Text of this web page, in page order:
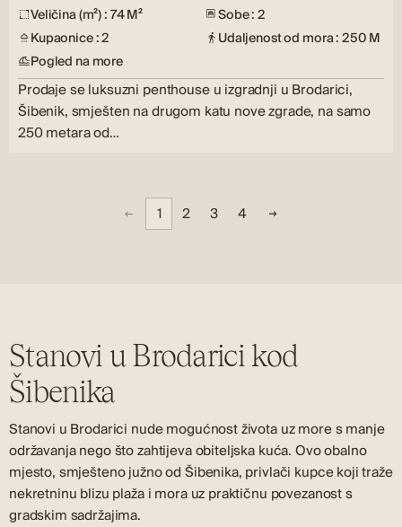
Veličina (m²) : 74 M²
Sobe : 2
Kupaonice : 2
Udaljenost od mora : 250 M
Pogled na more
Prodaje se luksuzni penthouse u izgradnji u Brodarici,
Šibenik, smješten na drugom katu nove zgrade, na samo
250 metara od…
1 2 3 4
Stanovi u Brodarici kod
Šibenika
Stanovi u Brodarici nude mogućnost života uz more s manje
održavanja nego što zahtijeva obiteljska kuća. Ovo obalno
mjesto, smješteno južno od Šibenika, privlači kupce koji traže
nekretninu blizu plaža i mora uz praktičnu povezanost s
gradskim sadržajima.